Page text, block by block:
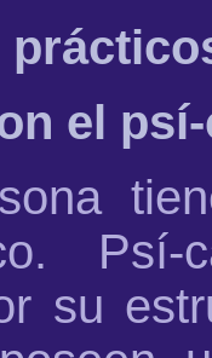
el
Psí-
su